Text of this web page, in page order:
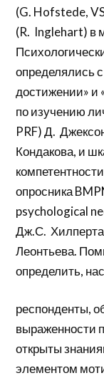
(G. Hofstede,
(R. Inglehart) в
определялись
достижении» и
по изучению
PRF) Д.
Кондакова, и
опросника
psychological
Дж.С.
Леонтьева.
определить,
респонденты,
выраженности
открыты
элементом